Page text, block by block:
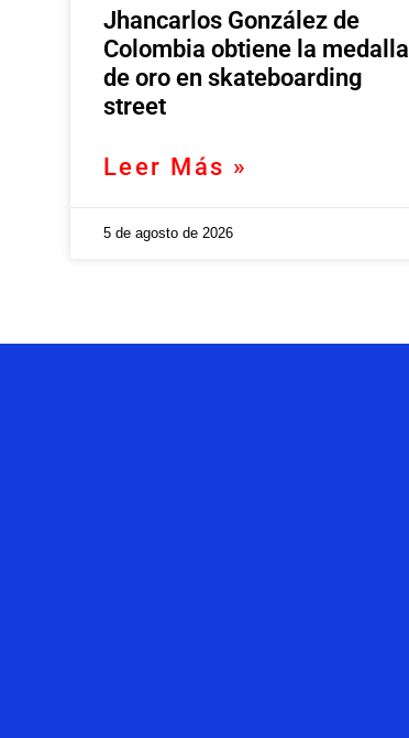
Jhancarlos González de
Colombia obtiene la medalla
de oro en skateboarding
street
Leer Más »
5 de agosto de 2026